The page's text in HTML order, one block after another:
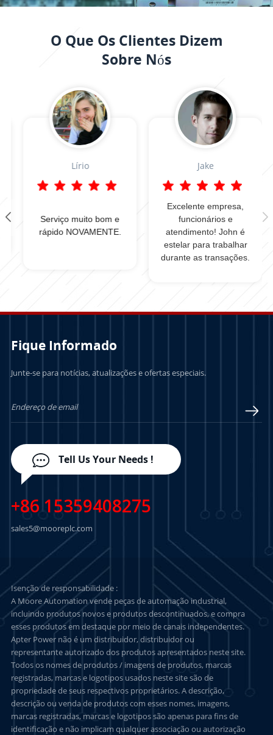
O Que Os Clientes Dizem
Sobre Nós
Lírio
Serviço muito bom e
rápido NOVAMENTE.
Jake
Excelente empresa,
funcionários e
atendimento! John é
estelar para trabalhar
durante as transações.
Fique Informado
Junte-se para notícias, atualizações e ofertas especiais.
Tell Us Your Needs !
+86 15359408275
sales5@mooreplc.com
Isenção de responsabilidade :
A Moore Automation vende peças de automação industrial,
incluindo produtos novos e produtos descontinuados, e compra
esses produtos em destaque por meio de canais independentes.
Apter Power não é um distribuidor, distribuidor ou
representante autorizado dos produtos apresentados neste site.
Todos os nomes de produtos / imagens de produtos, marcas
registradas, marcas e logotipos usados neste site são de
propriedade de seus respectivos proprietários. A descrição,
descrição ou venda de produtos com esses nomes, imagens,
marcas registradas, marcas e logotipos são apenas para fins de
identificação e não implicam qualquer associação ou autorização